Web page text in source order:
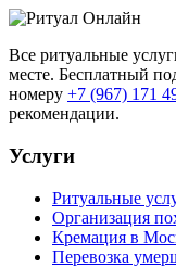
Все ритуальные
месте. Бесплатный
номеру +7 (967) 171
рекомендации.
Услуги
Ритуальные
Организация
Кремация в
Перевозка